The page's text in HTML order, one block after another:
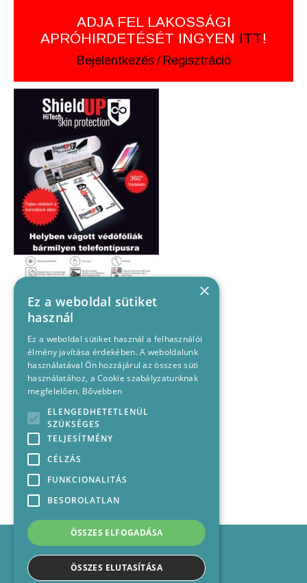
ADJA FEL LAKOSSÁGI
APRÓHIRDETÉSÉT INGYEN ITT!
Bejelentkezés / Regisztráció
Impresszum
Médiajánlat
Felhasználási feltételek
×
Ez a weboldal sütiket
használ
Ez a weboldal sütiket használ a felhasználói
élmény javítása érdekében. A weboldalunk
használatával Ön hozzájárul az összes süti
használatához, a Cookie szabályzatunknak
megfelelően. Bővebben
ELENGEDHETETLENÜL
SZÜKSÉGES
TELJESÍTMÉNY
CÉLZÁS
FUNKCIONALITÁS
BESOROLATLAN
ÖSSZES ELFOGADÁSA
ÖSSZES ELUTASÍTÁSA